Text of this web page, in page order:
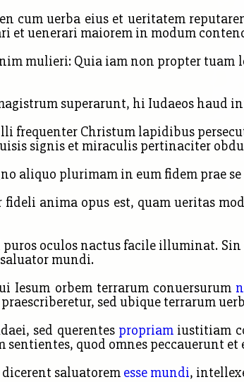
cum uerba eius et ueritatem
et uenerari maiorem in modum
mulieri: Quia iam non propter tuam
superarunt, hi Iudaeos haud
frequenter Christum lapidibus
signis et miraculis pertinaciter
aliquo plurimam in eum fidem prae
fideli anima opus est, quam ueritas
puros oculos nactus facile illuminat.
mundi.
Iesum orbem terrarum conuersurum
sed ubique terrarum
sed querentes propriam iustitiam
sentientes, quod omnes peccauerunt
saluatorem esse mundi,